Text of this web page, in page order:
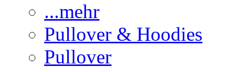
...mehr
Pullover & Hoodies
Pullover